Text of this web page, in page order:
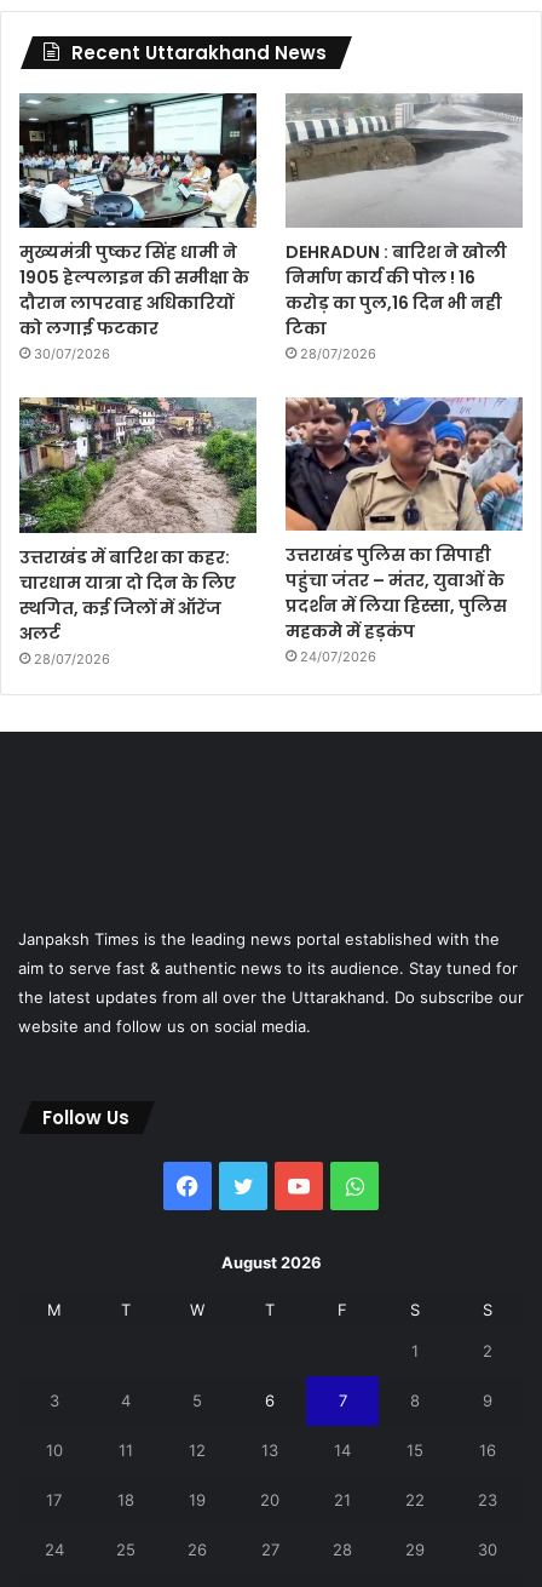
Recent Uttarakhand News
मुख्यमंत्री पुष्कर सिंह धामी ने
1905 हेल्पलाइन की समीक्षा के
दौरान लापरवाह अधिकारियों
को लगाई फटकार
30/07/2026
DEHRADUN : बारिश ने खोली
निर्माण कार्य की पोल ! 16
करोड़ का पुल,16 दिन भी नही
टिका
28/07/2026
उत्तराखंड में बारिश का कहर:
चारधाम यात्रा दो दिन के लिए
स्थगित, कई जिलों में ऑरेंज
अलर्ट
28/07/2026
उत्तराखंड पुलिस का सिपाही
पहुंचा जंतर – मंतर, युवाओं के
प्रदर्शन में लिया हिस्सा, पुलिस
महकमे में हड़कंप
24/07/2026
Janpaksh Times is the leading news portal established with the
aim to serve fast & authentic news to its audience. Stay tuned for
the latest updates from all over the Uttarakhand. Do subscribe our
website and follow us on social media.
Follow Us
Facebook
Twitter YouTubeWhatsApp
August 2026
M T W T F S S
1 2
3 4 5 6 7 8 9
10 11 12 13 14 15 16
17 18 19 20 21 22 23
24 25 26 27 28 29 30